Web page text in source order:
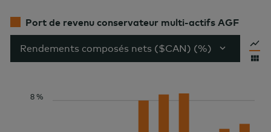
Port de revenu conservateur multi-actifs AGF
Rendements composés nets ($CAN) (%)
8 %